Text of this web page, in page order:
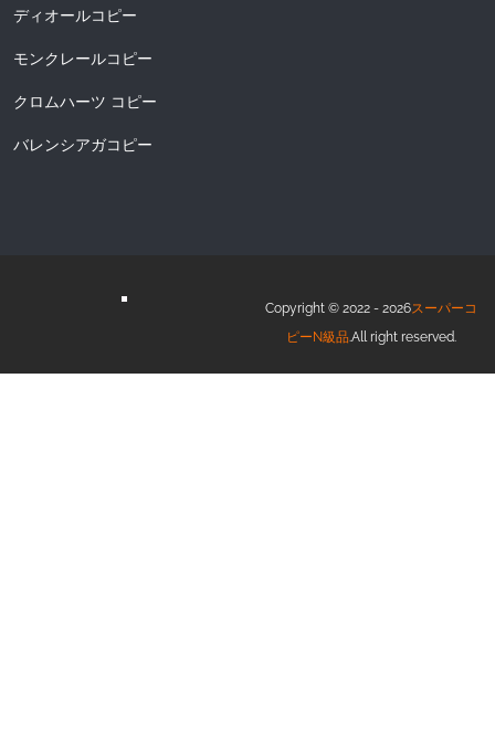
ディオールコピー
モンクレールコピー
クロムハーツ コピー
バレンシアガコピー
Copyright © 2022 - 2026スーパーコ
ピーN級品 .All right reserved.